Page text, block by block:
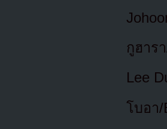
กูฮาร
Lee
โบอา/